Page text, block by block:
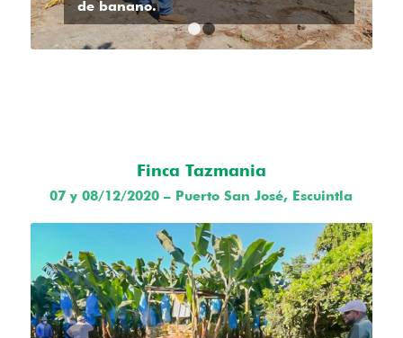
de banano.
1 2
Finca Tazmania
07 y 08/12/2020 – Puerto San José, Escuintla